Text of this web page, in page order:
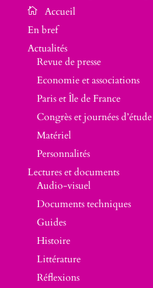
En bref
Actualités
Revue de presse
Economie et associations
Paris et Île de France
Congrès et journées d’étude
Matériel
Personnalités
Lectures et documents
Audio-visuel
Documents techniques
Guides
Histoire
Littérature
Réflexions